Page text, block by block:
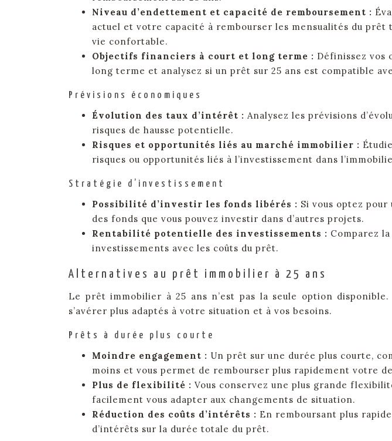
Niveau d’endettement et capacité de remboursement :
actuel et votre capacité à rembourser les mensualités du prêt
vie confortable.
Objectifs financiers à court et long terme : Définissez vos
long terme et analysez si un prêt sur 25 ans est compatible
Prévisions économiques
Évolution des taux d’intérêt : Analysez les prévisions
risques de hausse potentielle.
Risques et opportunités liés au marché immobilier :
risques ou opportunités liés à l’investissement dans
Stratégie d’investissement
Possibilité d’investir les fonds libérés : Si vous optez
des fonds que vous pouvez investir dans d’autres projets.
Rentabilité potentielle des investissements : Comparez
investissements avec les coûts du prêt.
Alternatives au prêt immobilier à 25 ans
Le prêt immobilier à 25 ans n’est pas la seule option
s’avérer plus adaptés à votre situation et à vos besoins.
Prêts à durée plus courte
Moindre engagement : Un prêt sur une durée plus courte,
moins et vous permet de rembourser plus rapidement votre
Plus de flexibilité : Vous conservez une plus grande
facilement vous adapter aux changements de situation.
Réduction des coûts d’intérêts : En remboursant plus
d’intérêts sur la durée totale du prêt.